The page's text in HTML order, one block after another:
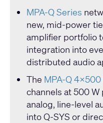
MPA-Q Series
new, mid-power
amplifier portfolio
integration into
distributed audio
The MPA-Q 4x500
channels at 500
analog, line-level
into Q-SYS or